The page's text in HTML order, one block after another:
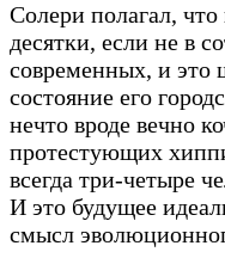
Солери полагал,
десятки, если не в
современных, и это
состояние его
нечто вроде вечно
протестующих
всегда три-четыре
И это будущее
смысл